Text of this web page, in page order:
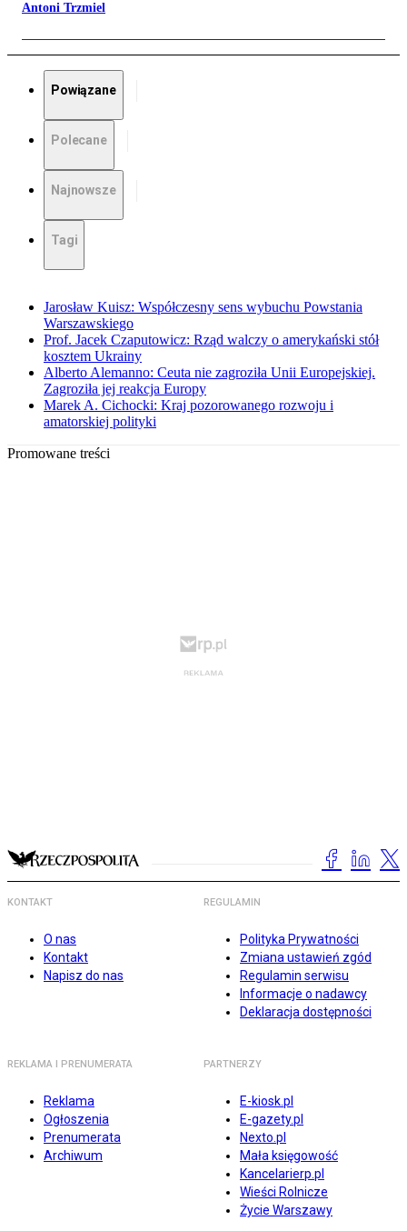
Antoni Trzmiel
Powiązane
Polecane
Najnowsze
Tagi
Jarosław Kuisz: Współczesny sens wybuchu Powstania
Warszawskiego
Prof. Jacek Czaputowicz: Rząd walczy o amerykański stół
kosztem Ukrainy
Alberto Alemanno: Ceuta nie zagroziła Unii Europejskiej.
Zagroziła jej reakcja Europy
Marek A. Cichocki: Kraj pozorowanego rozwoju i
amatorskiej polityki
Promowane treści
KONTAKT
O nas
Kontakt
Napisz do nas
REGULAMIN
Polityka Prywatności
Zmiana ustawień zgód
Regulamin serwisu
Informacje o nadawcy
Deklaracja dostępności
REKLAMA I PRENUMERATA
Reklama
Ogłoszenia
Prenumerata
Archiwum
PARTNERZY
E-kiosk.pl
E-gazety.pl
Nexto.pl
Mała księgowość
Kancelarierp.pl
Wieści Rolnicze
Życie Warszawy